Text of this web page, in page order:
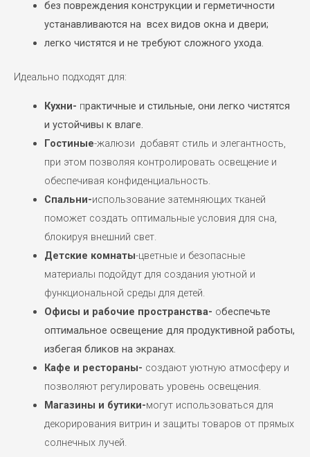
без повреждения конструкции и герметичности
устанавливаются на всех видов окна и двери;
легко чистятся и не требуют сложного ухода.
Идеально подходят для:
Кухни- практичные и стильные, они легко чистятся
и устойчивы к влаге.
Гостиные-жалюзи добавят стиль и элегантность,
при этом позволяя контролировать освещение и
обеспечивая конфиденциальность.
Спальни-использование затемняющих тканей
поможет создать оптимальные условия для сна,
блокируя внешний свет.
Детские комнаты-цветные и безопасные
материалы подойдут для создания уютной и
функциональной среды для детей.
Офисы и рабочие пространства- обеспечьте
оптимальное освещение для продуктивной работы,
избегая бликов на экранах.
Кафе и рестораны- создают уютную атмосферу и
позволяют регулировать уровень освещения.
Магазины и бутики-могут использоваться для
декорирования витрин и защиты товаров от прямых
солнечных лучей.